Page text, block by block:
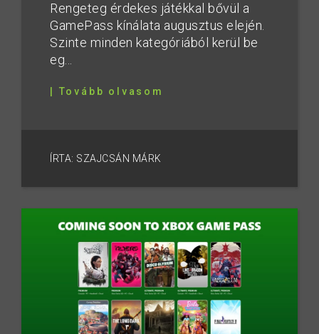
Rengeteg érdekes játékkal bővül a
GamePass kínálata augusztus elején.
Szinte minden kategóriából kerül be
eg...
| Tovább olvasom
ÍRTA: SZAJCSÁN MÁRK